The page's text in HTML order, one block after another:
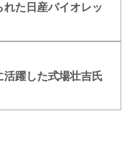
活躍した式場壮吉氏
れた日産バイオレッ